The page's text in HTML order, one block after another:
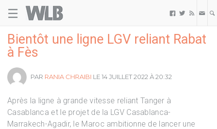
☰   
Bientôt une ligne LGV reliant Rabat
à Fès
PAR RANIA CHRAIBI LE 14 JUILLET 2022 À 20:32
Après la ligne à grande vitesse reliant Tanger à
Casablanca et le projet de la LGV Casablanca-
Marrakech-Agadir, le Maroc ambitionne de lancer une